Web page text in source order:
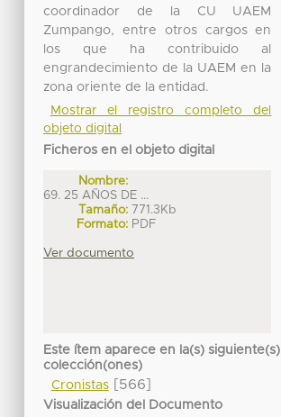
coordinador de la CU UAEM
Zumpango, entre otros cargos en
los que ha contribuido al
engrandecimiento de la UAEM en la
zona oriente de la entidad.
Mostrar el registro completo del
objeto digital
Ficheros en el objeto digital
Nombre:
69. 25 AÑOS DE ...
Tamaño: 771.3Kb
Formato: PDF
Ver documento
Este ítem aparece en la(s) siguiente(s)
colección(ones)
Cronistas[566]
Visualización del Documento